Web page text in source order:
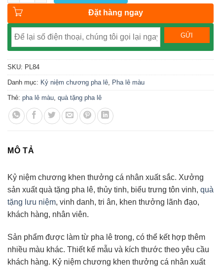
Đặt hàng ngay
SKU: PL84
Danh mục: Kỷ niệm chương pha lê Pha lê màu
Thẻ: pha lê màu quà tặng pha lê
MÔ TẢ
Kỷ niệm chương khen thưởng cá nhân xuất sắc. Xưởng
sản xuất quà tặng pha lê, thủy tinh, biểu trưng tôn vinh, quà
tặng lưu niệm, vinh danh, tri ân, khen thưởng lãnh đạo,
khách hàng, nhân viên.
Sản phẩm được làm từ pha lê trong, có thể kết hợp thêm
nhiều màu khác. Thiết kế mẫu và kích thước theo yêu cầu
khách hàng. Kỷ niệm chương khen thưởng cá nhân xuất